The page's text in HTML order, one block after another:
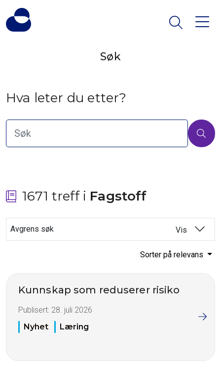
Søk
Hva leter du etter?
1671 treff i Fagstoff
Avgrens søk Vis
Sorter på relevans
Kunnskap som reduserer risiko
Publisert: 28. juli 2026
Nyhet
Læring